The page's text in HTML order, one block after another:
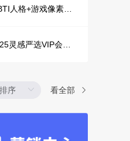
MBTI人格+游戏像素风主题企业年会
2025灵感严选VIP会员手册【向团队介绍/采购报销用】
看全部